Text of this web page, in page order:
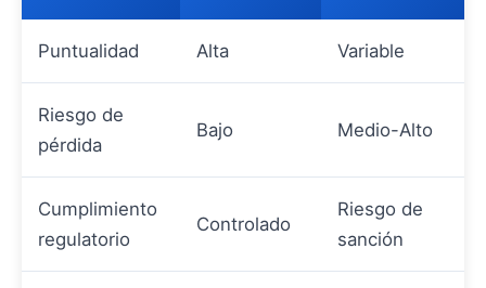
Puntualidad Alta Variable
Riesgo de
pérdida
Bajo Medio-Alto
Cumplimiento
regulatorio
Controlado
Riesgo de
sanción